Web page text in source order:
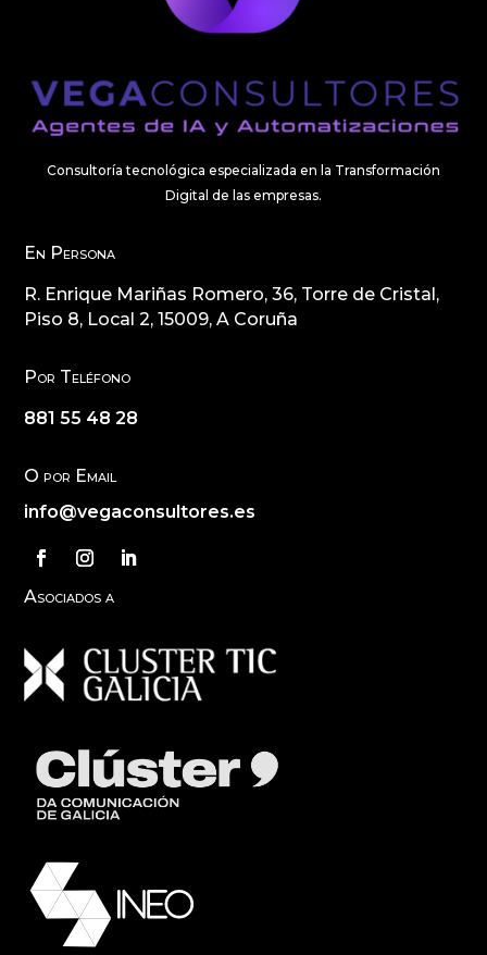
Consultoría tecnológica especializada en la Transformación
Digital de las empresas.
En Persona
R. Enrique Mariñas Romero, 36, Torre de Cristal,
Piso 8, Local 2, 15009, A Coruña
Por Teléfono
881 55 48 28
O por Email
info@vegaconsultores.es
Asociados a